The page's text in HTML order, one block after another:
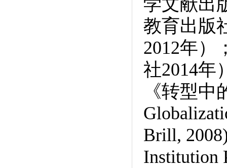
学文献出
教育出版
2012年）
社2014年
《转型
Brill,
Institution